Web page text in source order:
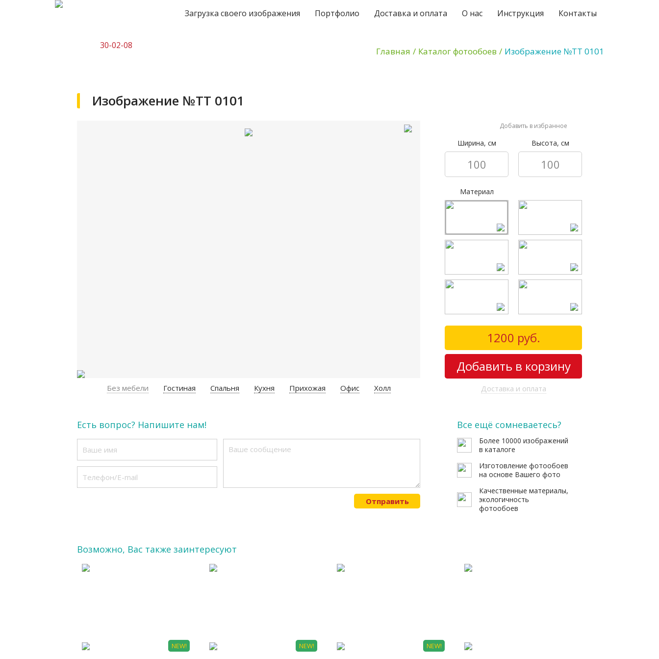
30-02-08
Загрузка своего изображения Портфолио Доставка и оплата О нас Инструкция Контакты
Главная / Каталог фотообоев / Изображение №ТТ 0101
Изображение №ТТ 0101
Без мебели Гостиная Спальня Кухня Прихожая Офис Холл
Добавить в избранное
Ширина, см Высота, см
Материал
1200 руб.
Добавить в корзину
Доставка и оплата
Есть вопрос? Напишите нам!
Отправить
Все ещё сомневаетесь?
Более 10000 изображений
в каталоге
Изготовление фотообоев
на основе Вашего фото
Качественные материалы,
экологичность
фотообоев
Возможно, Вас также заинтересуют
NEW! NEW! NEW!